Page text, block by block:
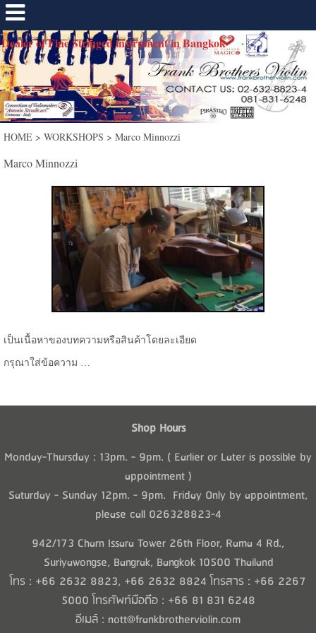
Dealer of Fine Stringed instrument in Bangkok
HOME> WORKSHOPS > Marco Minnozzi
Marco Minnozzi
เป็นเนื้อหาของบทความหรือสินค้าโดยละเอียด
กรุณาใส่ข้อความ …
Shop Hours
Monday-Thursday : 13pm. - 9pm. ( Earlier or Later is possible by
appointment )
Saturday - Sunday 12pm. - 9pm. Friday Only by appointment,
please call 026328823-4
942/173 Charn Issara Tower 26th Floor, Rama 4 Rd.,
Suriyawongse, Bangrak, Bangkok 10500 Thailand
โทร : +66 2632 8823, +66 2632 8824 โทรสาร : +66 2267
5000 โทรศัพท์มือถือ : +66 81 831 6248
อีเมล์ : nott@frankbrotherviolin.com